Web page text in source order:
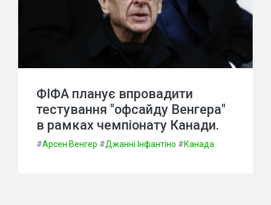
ФІФА планує впровадити
тестування "офсайду Венгера"
в рамках чемпіонату Канади.
#Арсен Венгер #Джанні Інфантіно #Канада